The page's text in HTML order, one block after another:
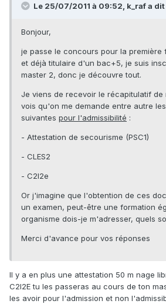
Le 25/07/2011 à 09:52, k_raf a dit
Bonjour,
je passe le concours pour la première
et déjà titulaire d'un bac+5, je suis
master 2, donc je découvre tout.
Je viens de recevoir le récapitulatif de
vois qu'on me demande entre autre
suivantes pour l'admissibilité :
- Attestation de secourisme (PSC1)
- CLES2
- C2I2e
Or j'imagine que l'obtention de ces
un examen, peut-être une formation
organisme dois-je m'adresser, quels
Merci d'avance pour vos réponses
Il y a en plus une attestation 50 m nage
C2I2E tu les passeras au cours de ton
les avoir pour l'admission et non